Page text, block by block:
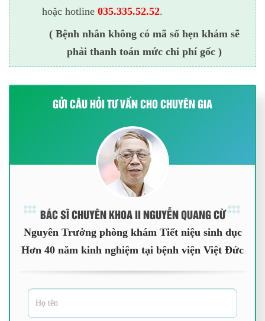
hoặc hotline 035.335.52.52.
( Bệnh nhân không có mã số hẹn khám sẽ
phải thanh toán mức chi phí gốc )
GỬI CÂU HỎI TƯ VẤN CHO CHUYÊN GIA
BÁC SĨ CHUYÊN KHOA II NGUYỄN QUANG CỪ
Nguyên Trưởng phòng khám Tiết niệu sinh dục
Hơn 40 năm kinh nghiệm tại bệnh viện Việt Đức